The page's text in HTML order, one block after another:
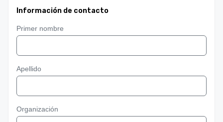
Información de contacto
Primer nombre
Apellido
Organización